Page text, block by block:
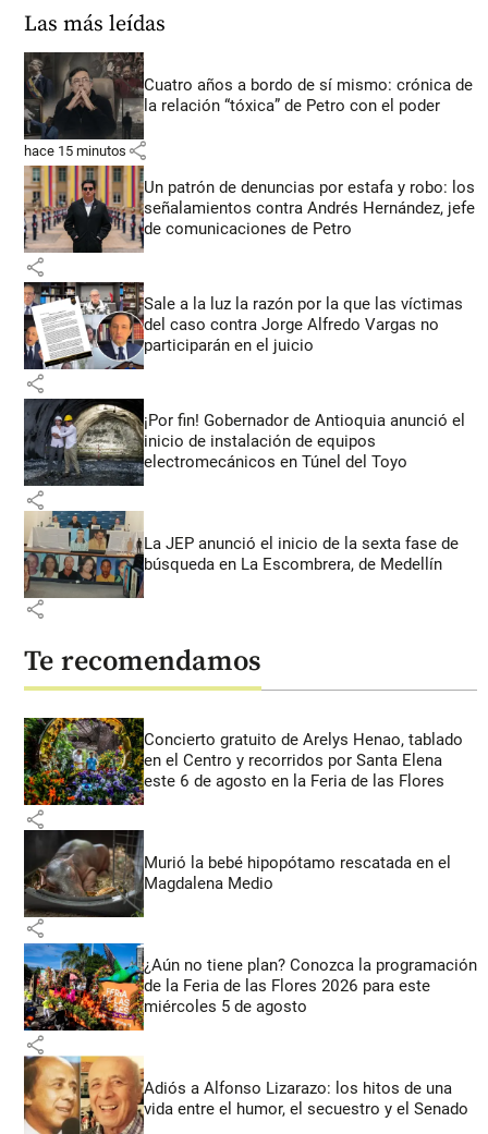
Las más leídas
Cuatro años a bordo de sí mismo: crónica de
la relación “tóxica” de Petro con el poder
hace 15 minutos share
Un patrón de denuncias por estafa y robo: los
señalamientos contra Andrés Hernández, jefe
de comunicaciones de Petro
share
Sale a la luz la razón por la que las víctimas
del caso contra Jorge Alfredo Vargas no
participarán en el juicio
share
¡Por fin! Gobernador de Antioquia anunció el
inicio de instalación de equipos
electromecánicos en Túnel del Toyo
share
La JEP anunció el inicio de la sexta fase de
búsqueda en La Escombrera, de Medellín
share
Te recomendamos
Concierto gratuito de Arelys Henao, tablado
en el Centro y recorridos por Santa Elena
este 6 de agosto en la Feria de las Flores
share
Murió la bebé hipopótamo rescatada en el
Magdalena Medio
share
¿Aún no tiene plan? Conozca la programación
de la Feria de las Flores 2026 para este
miércoles 5 de agosto
share
Adiós a Alfonso Lizarazo: los hitos de una
vida entre el humor, el secuestro y el Senado